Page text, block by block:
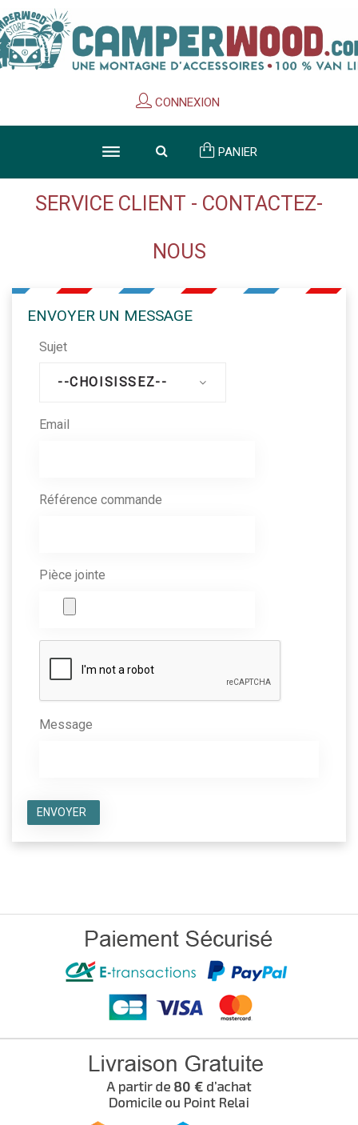
CONNEXION
PANIER
SERVICE CLIENT - CONTACTEZ-
NOUS
ENVOYER UN MESSAGE
Sujet
--CHOISISSEZ--
Email
Référence commande
Pièce jointe
Message
ENVOYER
Cookies management panel